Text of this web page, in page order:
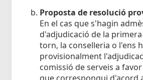
Proposta de resolució
En el cas que s'hagin
d'adjudicació de la
torn, la conselleria o l'ens
provisionalment
comissió de serveis a